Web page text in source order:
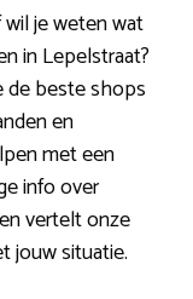
je weten wat
in Lepelstraat?
de beste shops
en
met een
info over
vertelt onze
jouw situatie.